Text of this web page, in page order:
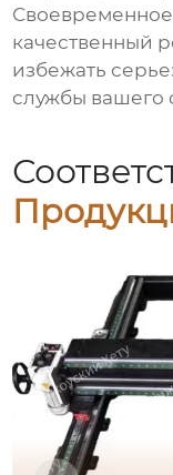
качественный
избежать
службы вашего